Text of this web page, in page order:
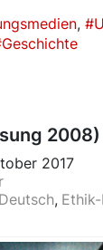
Geschichte
2008)
2017
Deutsch